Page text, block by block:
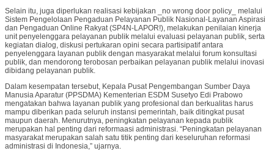
Selain itu, juga diperlukan realisasi kebijakan _no wrong door policy_ melalui
Sistem Pengelolaan Pengaduan Pelayanan Publik Nasional-Layanan Aspirasi
dan Pengaduan Online Rakyat (SP4N-LAPOR!), melakukan penilaian kinerja
unit penyelenggara pelayanan publik melalui evaluasi pelayanan publik, serta
kegiatan dialog, diskusi pertukaran opini secara partisipatif antara
penyelenggara layanan publik dengan masyarakat melalui forum konsultasi
publik, dan mendorong terobosan perbaikan pelayanan publik melalui inovasi
dibidang pelayanan publik.
Dalam kesempatan tersebut, Kepala Pusat Pengembangan Sumber Daya
Manusia Aparatur (PPSDMA) Kementerian ESDM Susetyo Edi Prabowo
mengatakan bahwa layanan publik yang profesional dan berkualitas harus
mampu diberikan pada seluruh instansi pemerintah, baik ditingkat pusat
maupun daerah. Menurutnya, peningkatan pelayanan kepada publik
merupakan hal penting dari reformaasi administrasi. “Peningkatan pelayanan
masyarakat merupakan salah satu titik penting dari keseluruhan reformasi
administrasi di Indonesia,” ujarnya.